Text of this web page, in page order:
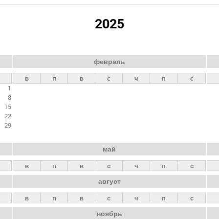
2025
1
8
15
22
29
февраль
в п в с ч п с
май
в п в с ч п с
август
в п в с ч п с
ноябрь